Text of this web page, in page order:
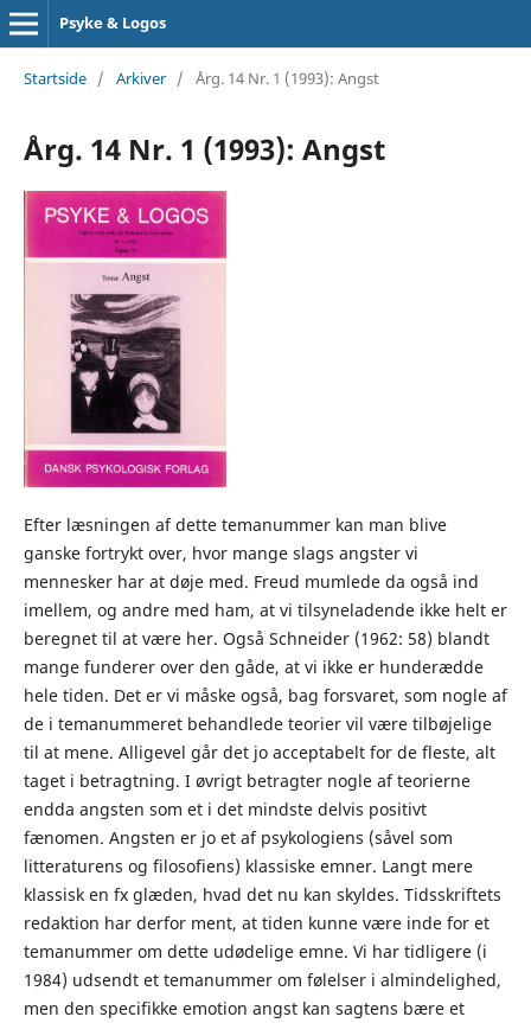
Psyke & Logos
Startside / Arkiver / Årg. 14 Nr. 1 (1993): Angst
Årg. 14 Nr. 1 (1993): Angst
Efter læsningen af dette temanummer kan man blive
ganske fortrykt over, hvor mange slags angster vi
mennesker har at døje med. Freud mumlede da også ind
imellem, og andre med ham, at vi tilsyneladende ikke helt er
beregnet til at være her. Også Schneider (1962: 58) blandt
mange funderer over den gåde, at vi ikke er hunderædde
hele tiden. Det er vi måske også, bag forsvaret, som nogle af
de i temanummeret behandlede teorier vil være tilbøjelige
til at mene. Alligevel går det jo acceptabelt for de fleste, alt
taget i betragtning. I øvrigt betragter nogle af teorierne
endda angsten som et i det mindste delvis positivt
fænomen. Angsten er jo et af psykologiens (såvel som
litteraturens og filosofiens) klassiske emner. Langt mere
klassisk en fx glæden, hvad det nu kan skyldes. Tidsskriftets
redaktion har derfor ment, at tiden kunne være inde for et
temanummer om dette udødelige emne. Vi har tidligere (i
1984) udsendt et temanummer om følelser i almindelighed,
men den specifikke emotion angst kan sagtens bære et